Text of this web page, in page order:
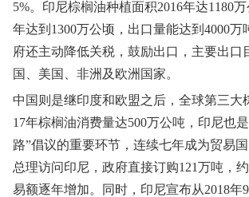
5%。印尼棕榈油种植面积2016年达1180
年达到1300万公顷，出口量能达到4000万
府还主动降低关税，鼓励出口，主要出口
国、美国、非洲及欧洲国家。
中国则是继印度和欧盟之后，全球第三大
17年棕榈油消费量达500万公吨，印尼也
路”倡议的重要环节，连续七年成为贸易
总理访问印尼，政府直接订购121万吨，
易额逐年增加。同时，印尼宣布从2018年